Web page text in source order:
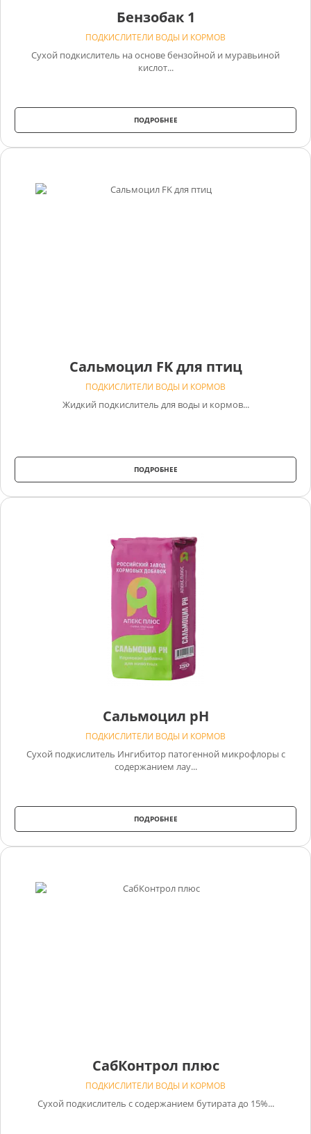
Бензобак 1
ПОДКИСЛИТЕЛИ ВОДЫ И КОРМОВ
Сухой подкислитель на основе бензойной и муравьиной
кислот...
ПОДРОБНЕЕ
Сальмоцил FK для птиц
ПОДКИСЛИТЕЛИ ВОДЫ И КОРМОВ
Жидкий подкислитель для воды и кормов...
ПОДРОБНЕЕ
Сальмоцил pH
ПОДКИСЛИТЕЛИ ВОДЫ И КОРМОВ
Сухой подкислитель Ингибитор патогенной микрофлоры с
содержанием лау...
ПОДРОБНЕЕ
СабКонтрол плюс
ПОДКИСЛИТЕЛИ ВОДЫ И КОРМОВ
Сухой подкислитель с содержанием бутирата до 15%...